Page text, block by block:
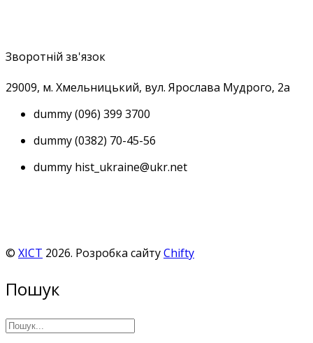
Зворотній зв'язок
29009, м. Хмельницький, вул. Ярослава Мудрого, 2а
dummy(096) 399 3700
dummy(0382) 70-45-56
dummy hist_ukraine@ukr.net
© ХІСТ 2026. Розробка сайтуChifty
Пошук